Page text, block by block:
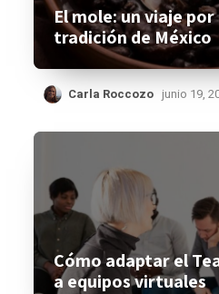
El mole: un viaje
tradición de México
Carla Roccozo junio 19,
Cómo adaptar el
a equipos virtuales